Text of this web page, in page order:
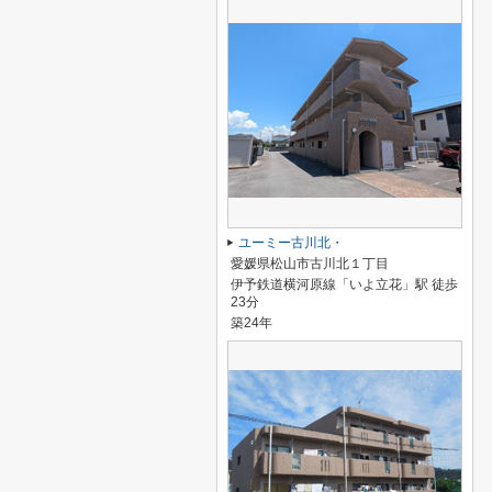
ユーミー古川北・
愛媛県松山市古川北１丁目
伊予鉄道横河原線「いよ立花」駅 徒歩
23分
築24年